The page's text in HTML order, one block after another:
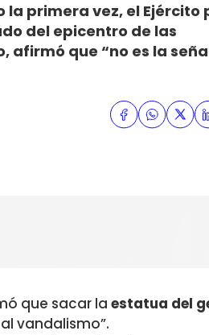
primera vez, el Ejército
del epicentro de las
afirmó que “no es la
que sacar la estatua del
vandalismo”.